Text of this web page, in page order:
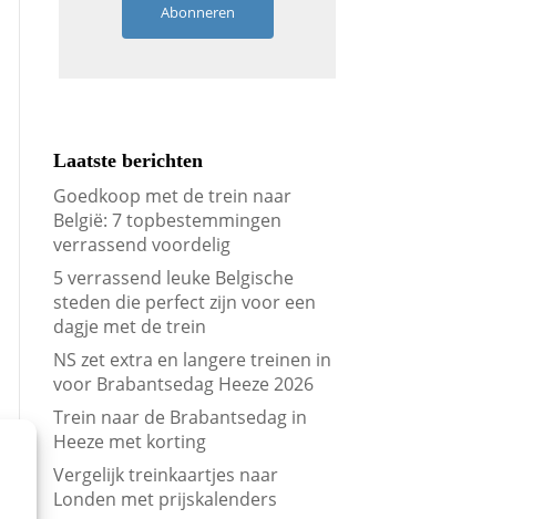
Abonneren
Laatste berichten
Goedkoop met de trein naar
België: 7 topbestemmingen
verrassend voordelig
5 verrassend leuke Belgische
steden die perfect zijn voor een
dagje met de trein
NS zet extra en langere treinen in
voor Brabantsedag Heeze 2026
Trein naar de Brabantsedag in
Heeze met korting
Vergelijk treinkaartjes naar
Londen met prijskalenders